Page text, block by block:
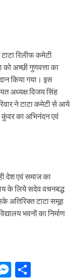
रिलीफ कमेटी
अच्छी गुणवत्ता का
किया गया। इस
अध्यक्ष विजय सिंह
ने टाटा कमेटी से आये
कुंवर का अभिनंदन एवं
देश एवं समाज का
के लिये सदेव वचनबद्ध
अतिरिक्त टाटा समूह
भवनों का निर्माण
M